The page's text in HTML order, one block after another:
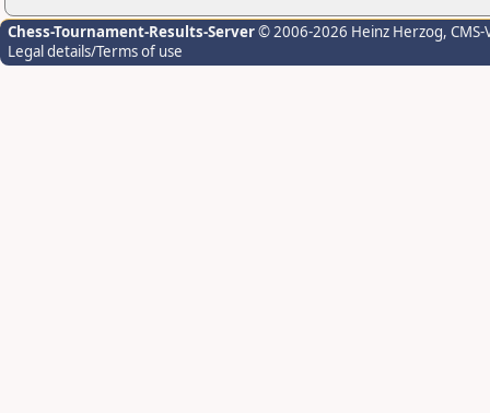
Chess-Tournament-Results-Server© 2006-2026 Heinz Herzog,
Legal details/Terms of use